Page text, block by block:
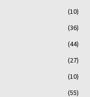
(10)
(36)
(44)
(27)
(10)
(55)